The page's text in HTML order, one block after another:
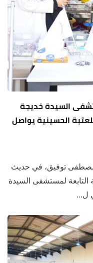
السيدة خديجة
الحسينية يواصل
توفيق، في حديث
التابعة لمستشفى السيدة
ل...